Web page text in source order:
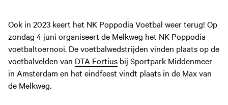
Ook in 2023 keert het NK Poppodia Voetbal weer terug! Op
zondag 4 juni organiseert de Melkweg het NK Poppodia
voetbaltoernooi. De voetbalwedstrijden vinden plaats op de
voetbalvelden van DTA Fortius bij Sportpark Middenmeer
in Amsterdam en het eindfeest vindt plaats in de Max van
de Melkweg.